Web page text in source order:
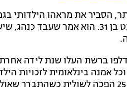
באוגוסט 1995, כלומר, שהוא כמעט בן 31.
וכל אמנה בינלאומית לזכויות